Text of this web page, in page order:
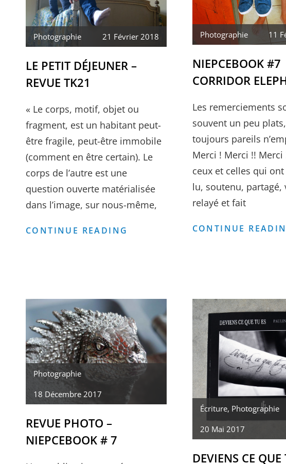
Photographie 21 Février 2018
LE PETIT DÉJEUNER –
REVUE TK21
« Le corps, motif, objet ou
fragment, est un habitant peut-
être fragile, peut-être immobile
(comment en être certain). Le
corps de l’autre est une
question ouverte matérialisée
dans l’image, sur nous-même,
CONTINUE READING
TK21
Photographie 11
NIEPCEBOOK #7
CORRIDOR
Les remerciements
souvent un peu
toujours pareils
Merci ! Merci !! Merci
ceux et celles qui ont
lu, soutenu, partagé,
relayé et fait
CONTINUE
Photographie
18 Décembre 2017
REVUE PHOTO –
NIEPCEBOOK # 7
Écriture, Photographie
20 Mai 2017
DEVIENS CE QUE